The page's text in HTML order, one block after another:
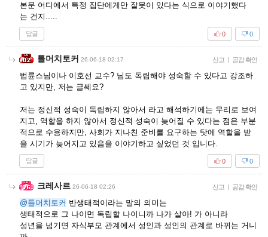
본문 어디에서 특정 집단에게만 잘못이 있다는 식으로 이야기했다
는 건지.....
답글 0
0
틀머치토커 26-06-18 02:17 신고 | 공감 확인
법륜스님이나 이호선 교수? 님도 독립해야 성숙할 수 있다고 강조하
고 있지만, 저는 글쎄요?
저는 정신적 성숙이 독립하지 않아서 라고 해석하기에는 무리로 보여
지고, 역할을 하지 않아서 정신적 성숙이 늦어질 수 있다는 점은 부분
적으로 수용하지만, 사회가 지나친 준비를 요구하는 탓에 역할을 받
을 시기가 늦어지고 있음을 이야기하고 싶었던 것 입니다.
답글 0
0
크레사르 26-06-18 02:26 신고 | 공감 확인
@틀머치토커 반생태적이라는 말의 의미는
생태적으로 그 나이면 독립할 나이니까 나가 살아! 가 아니라
성년을 넘기면 자식부모 관계에서 성인과 성인의 관계로 바뀌는 거니